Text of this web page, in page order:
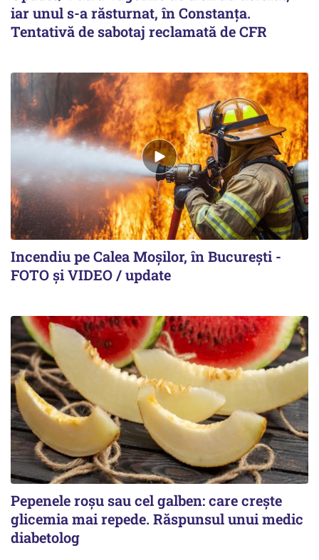
iar unul s-a răsturnat, în Constanţa.
Tentativă de sabotaj reclamată de CFR
Incendiu pe Calea Moşilor, în Bucureşti -
FOTO şi VIDEO / update
Pepenele roșu sau cel galben: care crește
glicemia mai repede. Răspunsul unui medic
diabetolog